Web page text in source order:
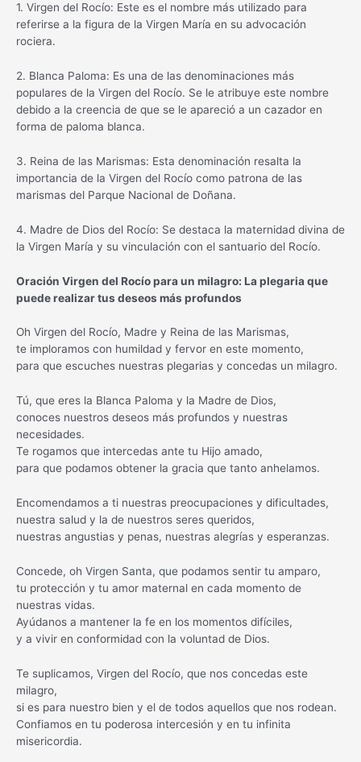
1. Virgen del Rocío: Este es el nombre más utilizado para
referirse a la figura de la Virgen María en su advocación
rociera.
2. Blanca Paloma: Es una de las denominaciones más
populares de la Virgen del Rocío. Se le atribuye este nombre
debido a la creencia de que se le apareció a un cazador en
forma de paloma blanca.
3. Reina de las Marismas: Esta denominación resalta la
importancia de la Virgen del Rocío como patrona de las
marismas del Parque Nacional de Doñana.
4. Madre de Dios del Rocío: Se destaca la maternidad divina de
la Virgen María y su vinculación con el santuario del Rocío.
Oración Virgen del Rocío para un milagro: La plegaria que
puede realizar tus deseos más profundos
Oh Virgen del Rocío, Madre y Reina de las Marismas,
te imploramos con humildad y fervor en este momento,
para que escuches nuestras plegarias y concedas un milagro.
Tú, que eres la Blanca Paloma y la Madre de Dios,
conoces nuestros deseos más profundos y nuestras
necesidades.
Te rogamos que intercedas ante tu Hijo amado,
para que podamos obtener la gracia que tanto anhelamos.
Encomendamos a ti nuestras preocupaciones y dificultades,
nuestra salud y la de nuestros seres queridos,
nuestras angustias y penas, nuestras alegrías y esperanzas.
Concede, oh Virgen Santa, que podamos sentir tu amparo,
tu protección y tu amor maternal en cada momento de
nuestras vidas.
Ayúdanos a mantener la fe en los momentos difíciles,
y a vivir en conformidad con la voluntad de Dios.
Te suplicamos, Virgen del Rocío, que nos concedas este
milagro,
si es para nuestro bien y el de todos aquellos que nos rodean.
Confiamos en tu poderosa intercesión y en tu infinita
misericordia.